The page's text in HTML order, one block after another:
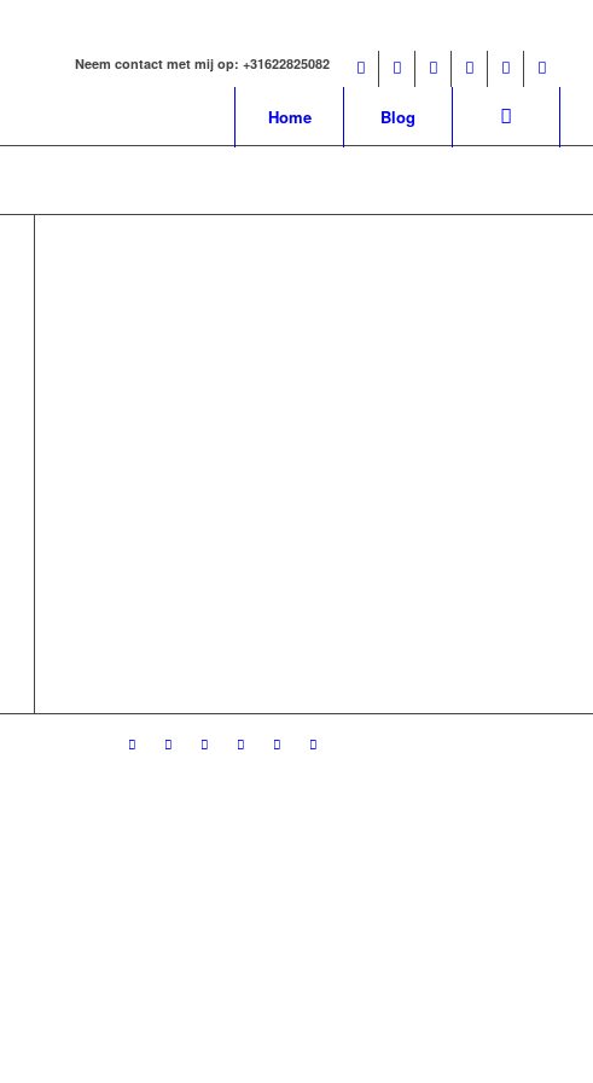
Neem contact met mij op: +31622825082
Home Blog